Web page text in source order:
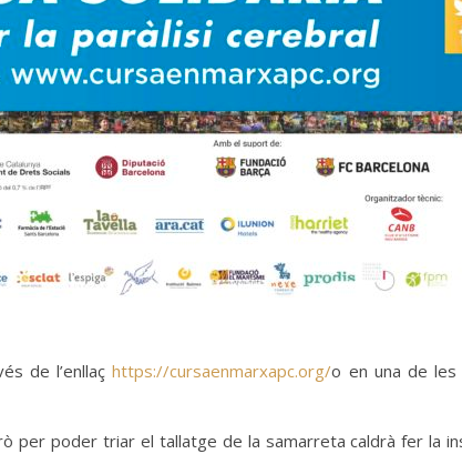
de l’enllaçhttps://cursaenmarxapc.org/o en una de les
per poder triar el tallatge de la samarreta caldrà fer la